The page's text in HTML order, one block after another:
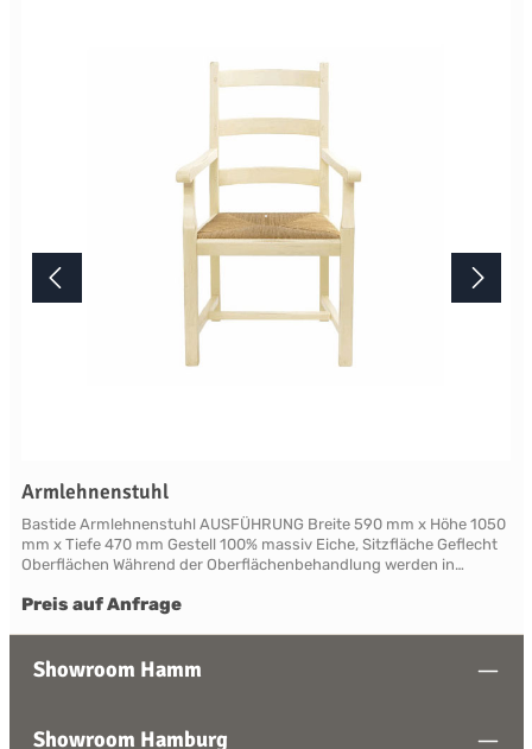
Armlehnenstuhl
Bastide Armlehnenstuhl AUSFÜHRUNG Breite 590 mm x Höhe 1050
mm x Tiefe 470 mm Gestell 100% massiv Eiche, Sitzfläche Geflecht
Oberflächen Während der Oberflächenbehandlung werden in
angewendet, die den Möbeln ein traditionelles, natürlich gealtertes
Charakter einer lebendigen Küche. Lieferbar in den zwei
Rouge, Blanc und Creme. Ihrem persönlichen Wunsch
Preis auf Anfrage
Showroom Hamm
Showroom Hamburg